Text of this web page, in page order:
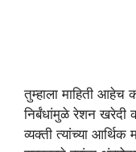
तुम्हाला माहिती
निर्बंधांमुळे रेशन
व्यक्ती त्यांच्या